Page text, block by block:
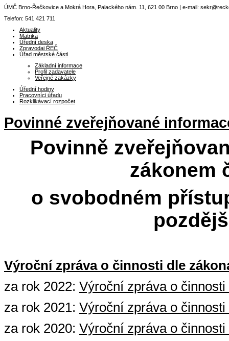
ÚMČ Brno-Řečkovice a Mokrá Hora, Palackého nám. 11, 621 00 Brno | e-mail:
Telefon: 541 421 711
Aktuality
Matrika
Úřední deska
Zpravodaj ŘEČ
Úřad městské části
Základní informace
Profil zadavatele
Veřejné zakázky
Úřední hodiny
Pracovníci úřadu
Rozklikávací rozpočet
Povinné zveřejňované
Povinně
zákonem
o svobodném
Výroční zpráva o činnosti dle
za rok 2022: Výroční zpráva o
za rok 2021: Výroční zpráva o
za rok 2020: Výroční zpráva o